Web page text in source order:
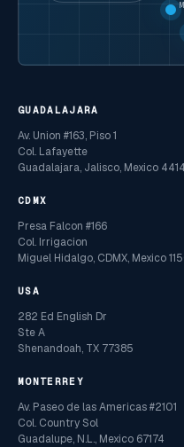
GUADALAJARA
Av. Union #163, Piso 1
Col. Lafayette
Guadalajara, Jalisco, Mexico
CDMX
Presa Falcon #166
Col. Irrigacion
Miguel Hidalgo, CDMX, Mexico
USA
282 Ed English Dr
Ste A
Shenandoah, TX 77385
MONTERREY
Av. Paseo de las Americas #2101
Col. Country Sol
Guadalupe, N.L., Mexico 67174